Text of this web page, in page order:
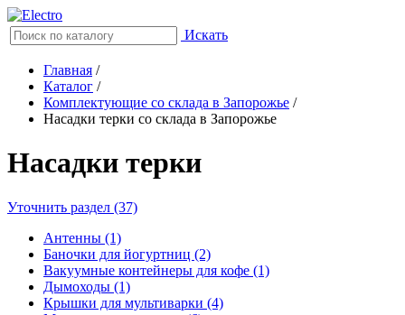
Искать
Главная /
Каталог /
Комплектующие со склада в Запорожье /
Насадки терки со склада в Запорожье
Насадки терки
Уточнить раздел (37)
Антенны (1)
Баночки для йогуртниц (2)
Вакуумные контейнеры для кофе (1)
Дымоходы (1)
Крышки для мультиварки (4)